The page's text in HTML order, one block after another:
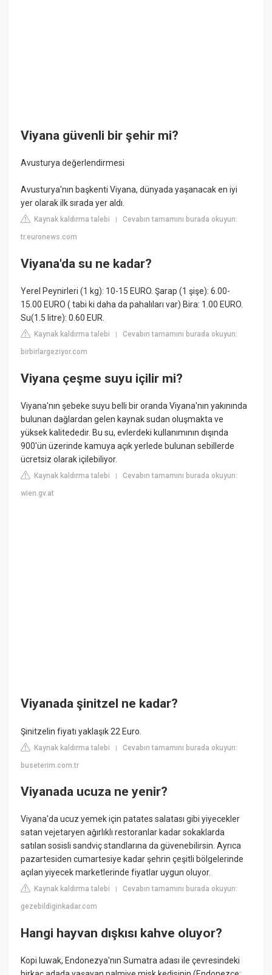
Viyana güvenli bir şehir mi?
Avusturya değerlendirmesi
Avusturya'nın başkenti Viyana, dünyada yaşanacak en iyi
yer olarak ilk sırada yer aldı.
Kaynak kaldırma talebi |Cevabın tamamını burada okuyun:
tr.euronews.com
Viyana'da su ne kadar?
Yerel Peynirleri (1 kg): 10-15 EURO. Şarap (1 şişe): 6.00-
15.00 EURO ( tabi ki daha da pahalıları var) Bira: 1.00 EURO.
Su(1.5 litre): 0.60 EUR.
Kaynak kaldırma talebi |Cevabın tamamını burada okuyun:
birbirlargeziyor.com
Viyana çeşme suyu içilir mi?
Viyana'nın şebeke suyu belli bir oranda Viyana'nın yakınında
bulunan dağlardan gelen kaynak sudan oluşmakta ve
yüksek kalitededir. Bu su, evlerdeki kullanımının dışında
900'ün üzerinde kamuya açık yerlede bulunan sebillerde
ücretsiz olarak içilebiliyor.
Kaynak kaldırma talebi |Cevabın tamamını burada okuyun:
wien.gv.at
Viyanada şinitzel ne kadar?
Şinitzelin fiyatı yaklaşık 22 Euro.
Kaynak kaldırma talebi |Cevabın tamamını burada okuyun:
buseterim.com.tr
Viyanada ucuza ne yenir?
Viyana'da ucuz yemek için patates salatası gibi yiyecekler
satan vejetaryen ağırlıklı restoranlar kadar sokaklarda
satılan sosisli sandviç standlarına da güvenebilirsin. Ayrıca
pazartesiden cumartesiye kadar şehrin çeşitli bölgelerinde
açılan yiyecek marketlerinde fiyatlar uygun oluyor.
Kaynak kaldırma talebi |Cevabın tamamını burada okuyun:
gezebildiginkadar.com
Hangi hayvan dışkısı kahve oluyor?
Kopi luwak, Endonezya'nın Sumatra adası ile çevresindeki